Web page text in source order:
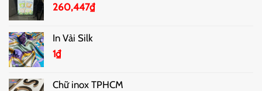
260,447₫
In Vải Silk
1₫
Chữ inox TPHCM